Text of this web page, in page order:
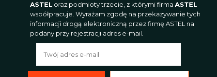
ASTEL oraz podmioty trzecie, z którymi firma ASTEL
współpracuje. Wyrażam zgodę na przekazywanie tych
informacji drogą elektroniczną przez firmę ASTEL na
podany przy rejestracji adres e-mail.